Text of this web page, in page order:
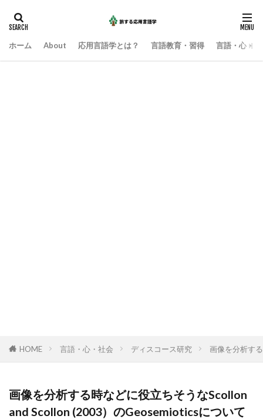
ホーム About 応用言語学とは？ 言語教育・習得 言語・心・
HOME 言語・心・社会 ディスコース研究 画像を分析す
画像を分析する時などに役立ちそうなScollon
and Scollon (2003）のGeosemioticsについて